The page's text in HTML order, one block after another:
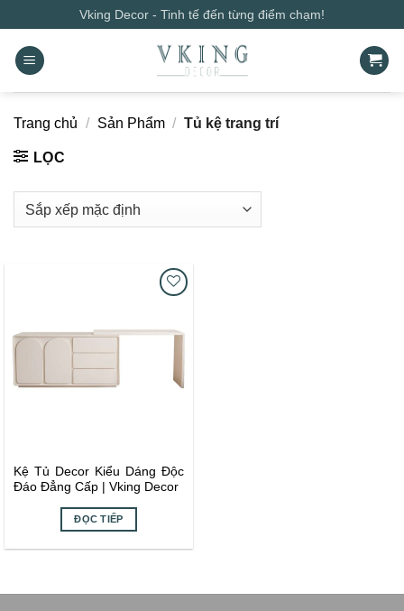
qua
nội
dung
Vking Decor - Tinh tế đến từng điểm chạm!
Trang chủ / Sản Phẩm / Tủ kệ trang trí
LỌC
Kệ Tủ Decor Kiểu Dáng Độc
Đáo Đẳng Cấp | Vking Decor
ĐỌC TIẾP